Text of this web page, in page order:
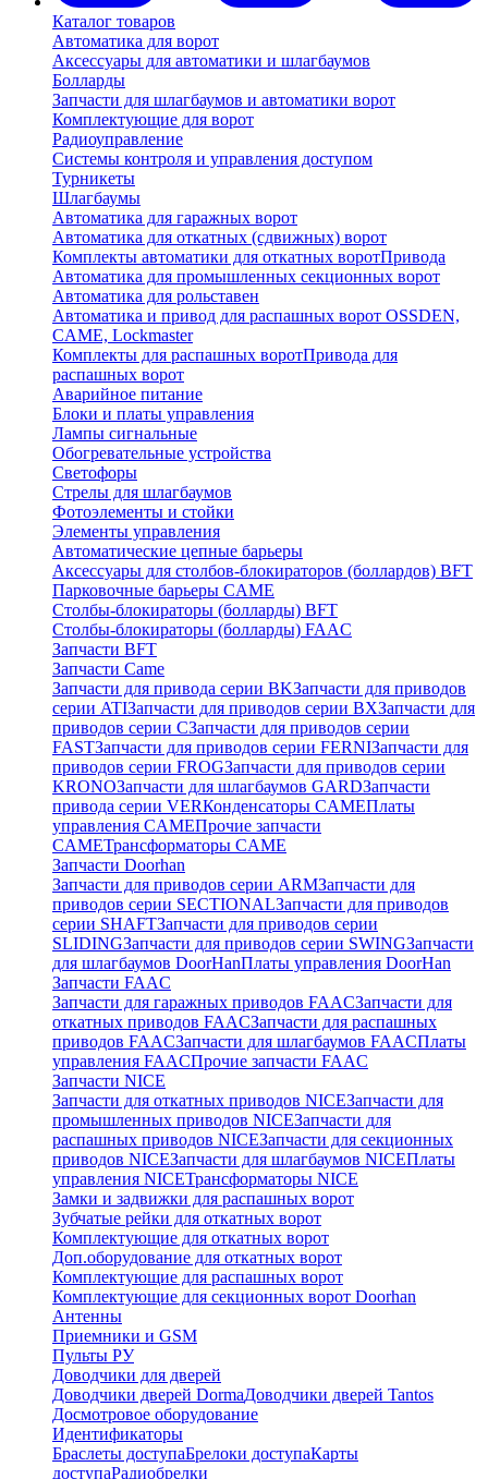
Каталог товаров
Автоматика для ворот
Аксессуары для автоматики и шлагбаумов
Болларды
Запчасти для шлагбаумов и автоматики ворот
Комплектующие для ворот
Радиоуправление
Системы контроля и управления доступом
Турникеты
Шлагбаумы
Автоматика для гаражных ворот
Автоматика для откатных (сдвижных) ворот
Комплекты автоматики для откатных воротПривода
Автоматика для промышленных секционных ворот
Автоматика для рольставен
Автоматика и привод для распашных ворот OSSDEN,
CAME, Lockmaster
Комплекты для распашных воротПривода для
распашных ворот
Аварийное питание
Блоки и платы управления
Лампы сигнальные
Обогревательные устройства
Светофоры
Стрелы для шлагбаумов
Фотоэлементы и стойки
Элементы управления
Автоматические цепные барьеры
Аксессуары для столбов-блокираторов (боллардов) BFT
Парковочные барьеры CAME
Столбы-блокираторы (болларды) BFT
Столбы-блокираторы (болларды) FAAC
Запчасти BFT
Запчасти Came
Запчасти для привода серии BKЗапчасти для приводов
серии ATIЗапчасти для приводов серии BXЗапчасти для
приводов серии CЗапчасти для приводов серии
FASTЗапчасти для приводов серии FERNIЗапчасти для
приводов серии FROGЗапчасти для приводов серии
KRONOЗапчасти для шлагбаумов GARDЗапчасти
привода серии VERКонденсаторы CAMEПлаты
управления CAMEПрочие запчасти
CAMEТрансформаторы CAME
Запчасти Doorhan
Запчасти для приводов серии ARMЗапчасти для
приводов серии SECTIONALЗапчасти для приводов
серии SHAFTЗапчасти для приводов серии
SLIDINGЗапчасти для приводов серии SWINGЗапчасти
для шлагбаумов DoorHanПлаты управления DoorHan
Запчасти FAAC
Запчасти для гаражных приводов FAACЗапчасти для
откатных приводов FAACЗапчасти для распашных
приводов FAACЗапчасти для шлагбаумов FAACПлаты
управления FAACПрочие запчасти FAAC
Запчасти NICE
Запчасти для откатных приводов NICEЗапчасти для
промышленных приводов NICEЗапчасти для
распашных приводов NICEЗапчасти для секционных
приводов NICEЗапчасти для шлагбаумов NICEПлаты
управления NICEТрансформаторы NICE
Замки и задвижки для распашных ворот
Зубчатые рейки для откатных ворот
Комплектующие для откатных ворот
Доп.оборудование для откатных ворот
Комплектующие для распашных ворот
Комплектующие для секционных ворот Doorhan
Антенны
Приемники и GSM
Пульты РУ
Доводчики для дверей
Доводчики дверей DormaДоводчики дверей Tantos
Досмотровое оборудование
Идентификаторы
Браслеты доступаБрелоки доступаКарты
доступаРадиобрелки